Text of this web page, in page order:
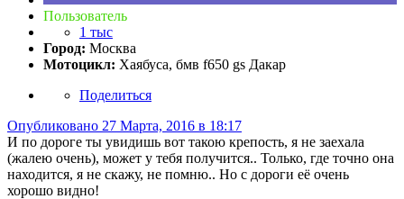
Пользователь
1 тыс
Город: Москва
Мотоцикл: Хаябуса, бмв f650 gs Дакар
Поделиться
Опубликовано 27 Марта, 2016 в 18:17
И по дороге ты увидишь вот такою крепость, я не заехала
(жалею очень), может у тебя получится.. Только, где точно она
находится, я не скажу, не помню.. Но с дороги её очень
хорошо видно!